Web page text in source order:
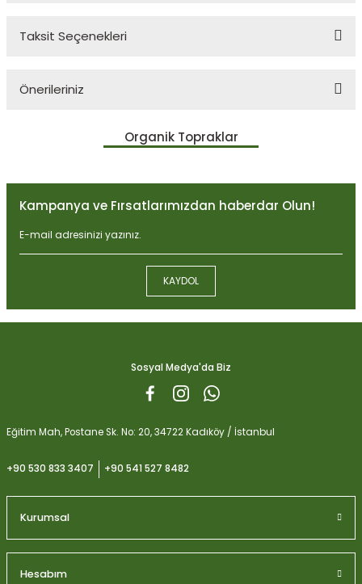
Taksit Seçenekleri
Önerileriniz
Bu ürünün fiyat bilgisi, resim, ürün açıklamalarında ve diğer
konularda yetersiz gördüğünüz noktaları öneri formunu kullanarak
Ürün resmi kalitesiz, bozuk veya görüntülenemiyor.
Ürün açıklamasında eksik bilgiler bulunuyor.
Ürün bilgilerinde hatalar bulunuyor.
Ürün fiyatı diğer sitelerden daha pahalı.
Bu ürüne benzer farklı alternatifler olmalı.
Organik Topraklar
Kampanya ve Fırsatlarımızdan haberdar Olun!
KAYDOL
Sosyal Medya'da Biz
Eğitim Mah, Postane Sk. No: 20, 34722 Kadıköy / İstanbul
+90 530 833 3407 +90 541 527 8482
Kurumsal
Hesabım